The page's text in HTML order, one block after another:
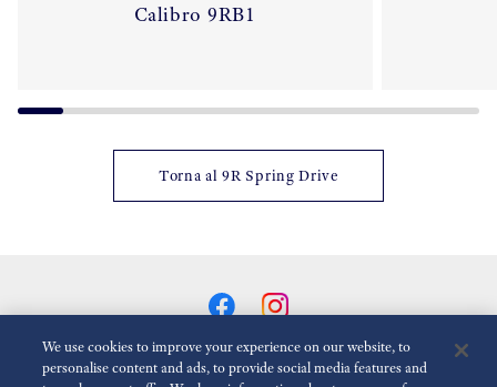
Calibro 9RB1
Torna al 9R Spring Drive
We use cookies to improve your experience on our website, to
personalise content and ads, to provide social media features and